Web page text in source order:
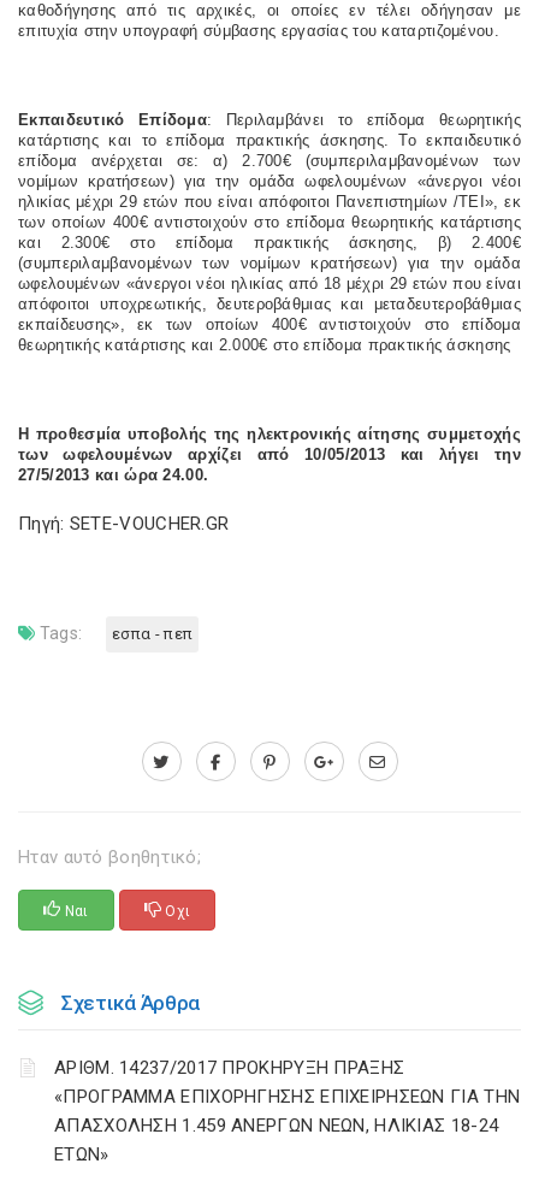
καθοδήγησης από τις αρχικές, οι οποίες εν τέλει οδήγησαν με
επιτυχία στην υπογραφή σύμβασης εργασίας του καταρτιζομένου.
Εκπαιδευτικό Επίδομα: Περιλαμβάνει το επίδομα θεωρητικής
κατάρτισης και το επίδομα πρακτικής άσκησης. Το εκπαιδευτικό
επίδομα ανέρχεται σε: α) 2.700€ (συμπεριλαμβανομένων των
νομίμων κρατήσεων) για την ομάδα ωφελουμένων «άνεργοι νέοι
ηλικίας μέχρι 29 ετών που είναι απόφοιτοι Πανεπιστημίων /ΤΕΙ», εκ
των οποίων 400€ αντιστοιχούν στο επίδομα θεωρητικής κατάρτισης
και 2.300€ στο επίδομα πρακτικής άσκησης, β) 2.400€
(συμπεριλαμβανομένων των νομίμων κρατήσεων) για την ομάδα
ωφελουμένων «άνεργοι νέοι ηλικίας από 18 μέχρι 29 ετών που είναι
απόφοιτοι υποχρεωτικής, δευτεροβάθμιας και μεταδευτεροβάθμιας
εκπαίδευσης», εκ των οποίων 400€ αντιστοιχούν στο επίδομα
θεωρητικής κατάρτισης και 2.000€ στο επίδομα πρακτικής άσκησης
Η προθεσμία υποβολής της ηλεκτρονικής αίτησης συμμετοχής
των ωφελουμένων αρχίζει από 10/05/2013 και λήγει την
27/5/2013 και ώρα 24.00.
Πηγή: SETE-VOUCHER.GR
Tags: εσπα - πεπ
Ηταν αυτό βοηθητικό;
Ναι Οχι
Σχετικά Άρθρα
ΑΡΙΘΜ. 14237/2017 ΠΡΟΚΗΡΥΞΗ ΠΡΑΞΗΣ
«ΠΡΟΓΡΑΜΜΑ ΕΠΙΧΟΡΗΓΗΣΗΣ ΕΠΙΧΕΙΡΗΣΕΩΝ ΓΙΑ ΤΗΝ
ΑΠΑΣΧΟΛΗΣΗ 1.459 ΑΝΕΡΓΩΝ ΝΕΩΝ, ΗΛΙΚΙΑΣ 18-24
ΕΤΩΝ»